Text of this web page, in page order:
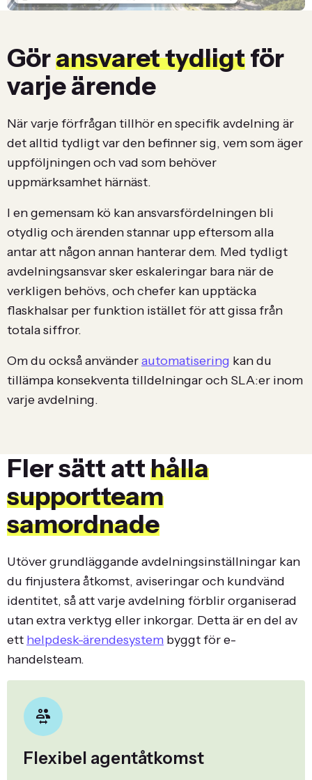
Göransvaret tydligtför
varje ärende
När varje förfrågan tillhör en specifik avdelning är
det alltid tydligt var den befinner sig, vem som äger
uppföljningen och vad som behöver
uppmärksamhet härnäst.
I en gemensam kö kan ansvarsfördelningen bli
otydlig och ärenden stannar upp eftersom alla
antar att någon annan hanterar dem. Med tydligt
avdelningsansvar sker eskaleringar bara när de
verkligen behövs, och chefer kan upptäcka
flaskhalsar per funktion istället för att gissa från
totala siffror.
Om du också använderautomatisering kan du
tillämpa konsekventa tilldelningar och SLA:er inom
varje avdelning.
Fler sätt atthålla
supportteam
samordnade
Utöver grundläggande avdelningsinställningar kan
du finjustera åtkomst, aviseringar och kundvänd
identitet, så att varje avdelning förblir organiserad
utan extra verktyg eller inkorgar. Detta är en del av
ett helpdesk-ärendesystem byggt för e-
handelsteam.
Flexibel agentåtkomst